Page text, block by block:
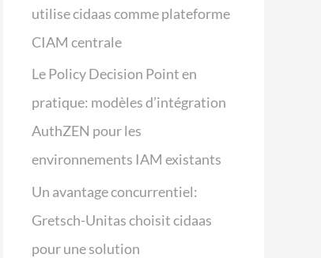
utilise cidaas comme plateforme
CIAM centrale
Le Policy Decision Point en
pratique: modèles d’intégration
AuthZEN pour les
environnements IAM existants
Un avantage concurrentiel:
Gretsch-Unitas choisit cidaas
pour une solution